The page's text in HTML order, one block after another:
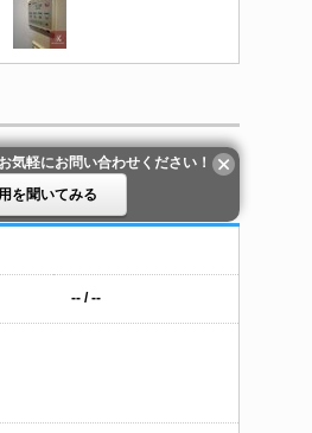
気軽にお問い合わせください！
を聞いてみる
-- / --